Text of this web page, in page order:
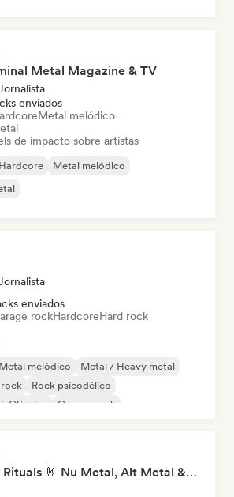
Metal Magazine & TV
enviados
Metal melódico
de impacto sobre artistas
Hardcore
Metal melódico
enviados
rockHardcoreHard rock
Metal melódico
Metal / Heavy metal
Rock psicodélico
Clássico
Garage rock
Metal Rituals 🤘 Nu Metal, Alt Metal & Progressive Metal